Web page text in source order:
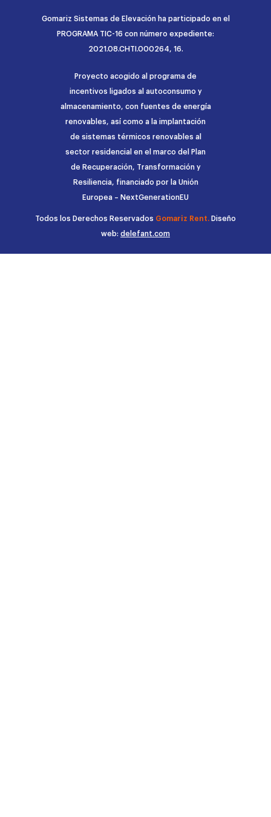
Gomariz Sistemas de Elevación ha participado en el
PROGRAMA TIC-16 con número expediente:
2021.08.CHTI.000264, 16.
Proyecto acogido al programa de
incentivos ligados al autoconsumo y
almacenamiento, con fuentes de energía
renovables, así como a la implantación
de sistemas térmicos renovables al
sector residencial en el marco del Plan
de Recuperación, Transformación y
Resiliencia, financiado por la Unión
Europea – NextGenerationEU
Todos los Derechos Reservados Gomariz Rent. Diseño
web: delefant.com